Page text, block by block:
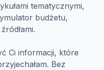
tematycznymi,
budżetu,
Ci informacji, które
Bez